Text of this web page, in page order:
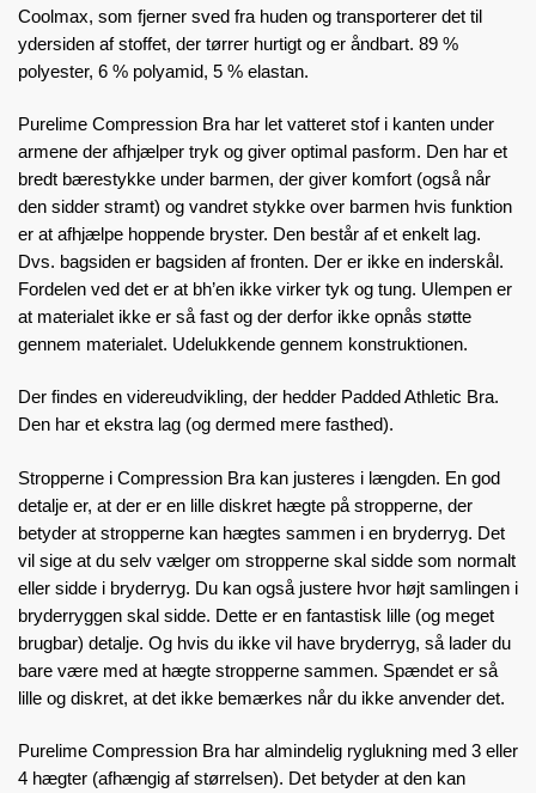
Coolmax, som fjerner sved fra huden og transporterer det til
ydersiden af stoffet, der tørrer hurtigt og er åndbart. 89 %
polyester, 6 % polyamid, 5 % elastan.
Purelime Compression Bra har let vatteret stof i kanten under
armene der afhjælper tryk og giver optimal pasform. Den har et
bredt bærestykke under barmen, der giver komfort (også når
den sidder stramt) og vandret stykke over barmen hvis funktion
er at afhjælpe hoppende bryster. Den består af et enkelt lag.
Dvs. bagsiden er bagsiden af fronten. Der er ikke en inderskål.
Fordelen ved det er at bh’en ikke virker tyk og tung. Ulempen er
at materialet ikke er så fast og der derfor ikke opnås støtte
gennem materialet. Udelukkende gennem konstruktionen.
Der findes en videreudvikling, der hedder Padded Athletic Bra.
Den har et ekstra lag (og dermed mere fasthed).
Stropperne i Compression Bra kan justeres i længden. En god
detalje er, at der er en lille diskret hægte på stropperne, der
betyder at stropperne kan hægtes sammen i en bryderryg. Det
vil sige at du selv vælger om stropperne skal sidde som normalt
eller sidde i bryderryg. Du kan også justere hvor højt samlingen i
bryderryggen skal sidde. Dette er en fantastisk lille (og meget
brugbar) detalje. Og hvis du ikke vil have bryderryg, så lader du
bare være med at hægte stropperne sammen. Spændet er så
lille og diskret, at det ikke bemærkes når du ikke anvender det.
Purelime Compression Bra har almindelig ryglukning med 3 eller
4 hægter (afhængig af størrelsen). Det betyder at den kan